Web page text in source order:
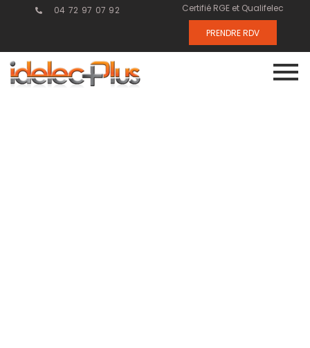
04 72 97 07 92 Certifié RGE et Qualifelec
PRENDRE RDV